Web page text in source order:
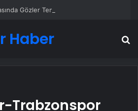
Haber
Trabzonspor